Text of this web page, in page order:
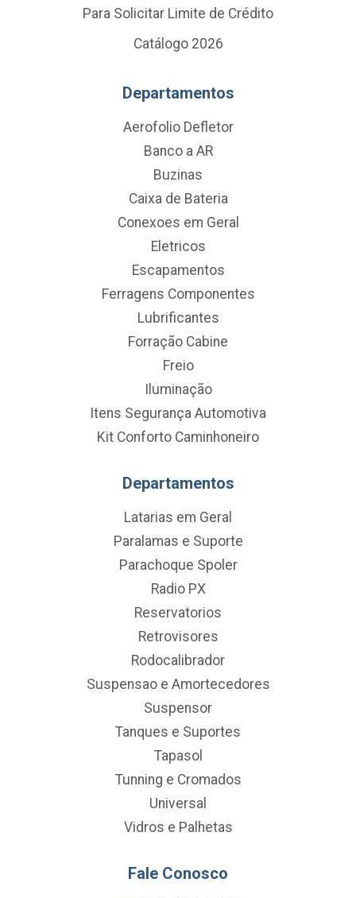
Para Solicitar Limite de Crédito
Catálogo 2026
Departamentos
Aerofolio Defletor
Banco a AR
Buzinas
Caixa de Bateria
Conexoes em Geral
Eletricos
Escapamentos
Ferragens Componentes
Lubrificantes
Forração Cabine
Freio
Iluminação
Itens Segurança Automotiva
Kit Conforto Caminhoneiro
Departamentos
Latarias em Geral
Paralamas e Suporte
Parachoque Spoler
Radio PX
Reservatorios
Retrovisores
Rodocalibrador
Suspensao e Amortecedores
Suspensor
Tanques e Suportes
Tapasol
Tunning e Cromados
Universal
Vidros e Palhetas
Fale Conosco